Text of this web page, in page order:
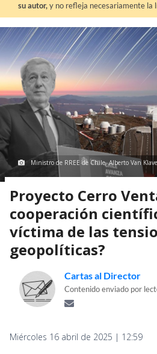
su autor,y no refleja necesariamente la
Ministro de RREE de Chile, Alberto Van
Proyecto Cerro
cooperación
víctima de las
geopolíticas?
Cartas al Director
Contenido enviado por
Miércoles 16 abril de 2025 | 12:59